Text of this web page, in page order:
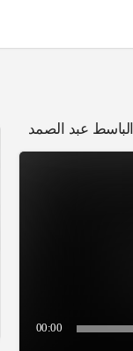
عبد الصمد
00:00